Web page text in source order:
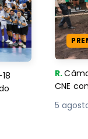
R.
5